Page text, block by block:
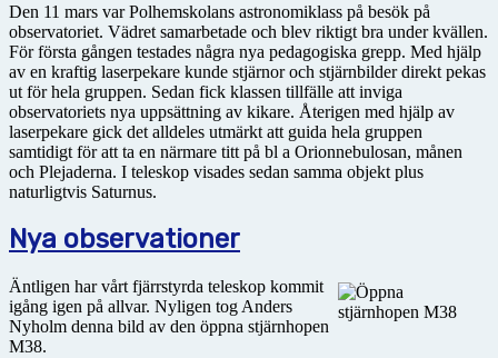
Den 11 mars var Polhemskolans astronomiklass på besök på
observatoriet. Vädret samarbetade och blev riktigt bra under kvällen.
För första gången testades några nya pedagogiska grepp. Med hjälp
av en kraftig laserpekare kunde stjärnor och stjärnbilder direkt pekas
ut för hela gruppen. Sedan fick klassen tillfälle att inviga
observatoriets nya uppsättning av kikare. Återigen med hjälp av
laserpekare gick det alldeles utmärkt att guida hela gruppen
samtidigt för att ta en närmare titt på bl a Orionnebulosan, månen
och Plejaderna. I teleskop visades sedan samma objekt plus
naturligtvis Saturnus.
Nya observationer
Äntligen har vårt fjärrstyrda teleskop kommit
igång igen på allvar. Nyligen tog Anders
Nyholm denna bild av den öppna stjärnhopen
M38.